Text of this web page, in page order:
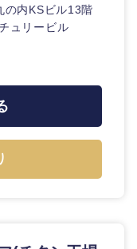
岡県
の内KSビル13階
ュリービル